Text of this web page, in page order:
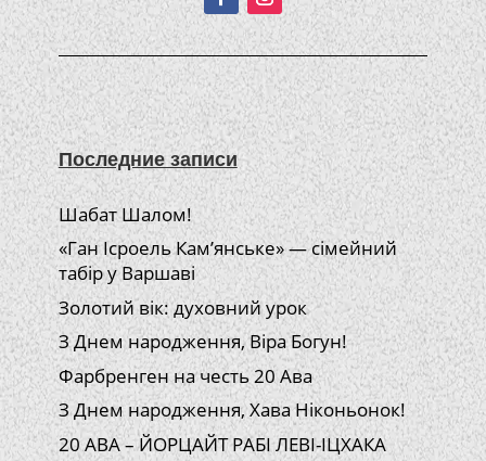
Последние записи
Шабат Шалом!
«Ган Ісроель Кам’янське» — сімейний
табір у Варшаві
Золотий вік: духовний урок
З Днем народження, Віра Богун!
Фарбренген на честь 20 Ава
З Днем народження, Хава Ніконьонок!
20 АВА – ЙОРЦАЙТ РАБІ ЛЕВІ-ІЦХАКА